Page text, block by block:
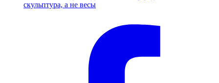
скульптура, а не весы